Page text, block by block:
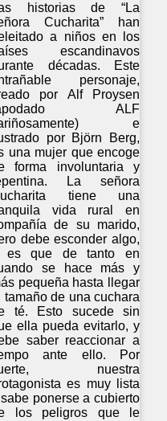
historias de “La
Cucharita” han
a niños en los
escandinavos
décadas. Este
personaje,
por Alf Proysen
ALF
e
por Björn Berg,
una mujer que encoge
forma involuntaria y
La señora
tiene una
vida rural en
de su marido,
debe esconder algo,
es que de tanto en
se hace más y
pequeña hasta llegar
tamaño de una cuchara
té. Esto sucede sin
ella pueda evitarlo, y
saber reaccionar a
ante ello. Por
nuestra
es muy lista
ponerse a cubierto
los peligros que le